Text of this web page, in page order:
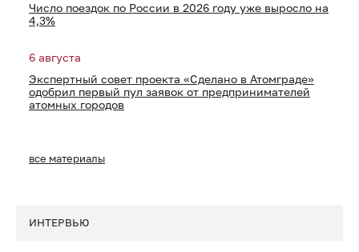
Число поездок по России в 2026 году уже выросло на
4,3%
6 августа
Экспертный совет проекта «Сделано в Атомграде»
одобрил первый пул заявок от предпринимателей
атомных городов
все материалы
ИНТЕРВЬЮ